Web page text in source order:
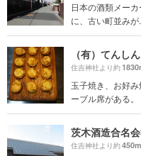
日本の酒類メー
に、古い町並みが
（有）てんしん
住吉神社より約
玉子焼き、お好
ーブル席がある。
茨木酒造合名
住吉神社より約450m